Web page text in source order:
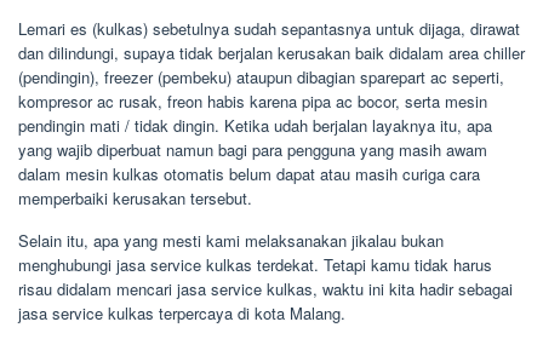
Lemari es (kulkas) sebetulnya sudah sepantasnya untuk dijaga, dirawat
dan dilindungi, supaya tidak berjalan kerusakan baik didalam area chiller
(pendingin), freezer (pembeku) ataupun dibagian sparepart ac seperti,
kompresor ac rusak, freon habis karena pipa ac bocor, serta mesin
pendingin mati / tidak dingin. Ketika udah berjalan layaknya itu, apa
yang wajib diperbuat namun bagi para pengguna yang masih awam
dalam mesin kulkas otomatis belum dapat atau masih curiga cara
memperbaiki kerusakan tersebut.
Selain itu, apa yang mesti kami melaksanakan jikalau bukan
menghubungi jasa service kulkas terdekat. Tetapi kamu tidak harus
risau didalam mencari jasa service kulkas, waktu ini kita hadir sebagai
jasa service kulkas terpercaya di kota Malang.